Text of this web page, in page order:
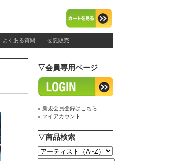
よくある質問 委託販売
▽会員専用ページ
» 新規会員登録はこちら
» マイアカウント
▽商品検索